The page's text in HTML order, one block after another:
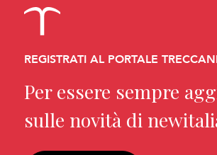
REGISTRATI AL PORTALE
Per essere sempre
sulle novità di